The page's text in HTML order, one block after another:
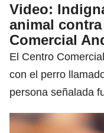
Video:
animal
Comercial
El Centro
con el perro
persona señalada